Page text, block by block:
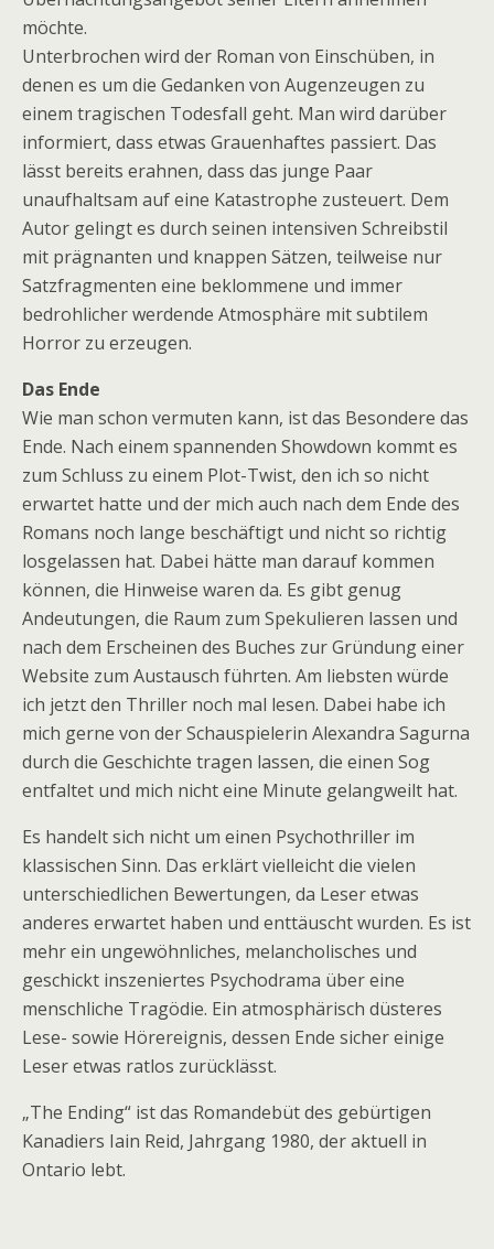
möchte.
Unterbrochen wird der Roman von Einschüben, in
denen es um die Gedanken von Augenzeugen zu
einem tragischen Todesfall geht. Man wird darüber
informiert, dass etwas Grauenhaftes passiert. Das
lässt bereits erahnen, dass das junge Paar
unaufhaltsam auf eine Katastrophe zusteuert. Dem
Autor gelingt es durch seinen intensiven Schreibstil
mit prägnanten und knappen Sätzen, teilweise nur
Satzfragmenten eine beklommene und immer
bedrohlicher werdende Atmosphäre mit subtilem
Horror zu erzeugen.
Das Ende
Wie man schon vermuten kann, ist das Besondere das
Ende. Nach einem spannenden Showdown kommt es
zum Schluss zu einem Plot-Twist, den ich so nicht
erwartet hatte und der mich auch nach dem Ende des
Romans noch lange beschäftigt und nicht so richtig
losgelassen hat. Dabei hätte man darauf kommen
können, die Hinweise waren da. Es gibt genug
Andeutungen, die Raum zum Spekulieren lassen und
nach dem Erscheinen des Buches zur Gründung einer
Website zum Austausch führten. Am liebsten würde
ich jetzt den Thriller noch mal lesen. Dabei habe ich
mich gerne von der Schauspielerin Alexandra Sagurna
durch die Geschichte tragen lassen, die einen Sog
entfaltet und mich nicht eine Minute gelangweilt hat.
Es handelt sich nicht um einen Psychothriller im
klassischen Sinn. Das erklärt vielleicht die vielen
unterschiedlichen Bewertungen, da Leser etwas
anderes erwartet haben und enttäuscht wurden. Es ist
mehr ein ungewöhnliches, melancholisches und
geschickt inszeniertes Psychodrama über eine
menschliche Tragödie. Ein atmosphärisch düsteres
Lese- sowie Hörereignis, dessen Ende sicher einige
Leser etwas ratlos zurücklässt.
„The Ending“ ist das Romandebüt des gebürtigen
Kanadiers Iain Reid, Jahrgang 1980, der aktuell in
Ontario lebt.